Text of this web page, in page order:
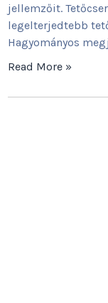
jellemzőit.
legelterjedtebb
Hagyományos
Read More »